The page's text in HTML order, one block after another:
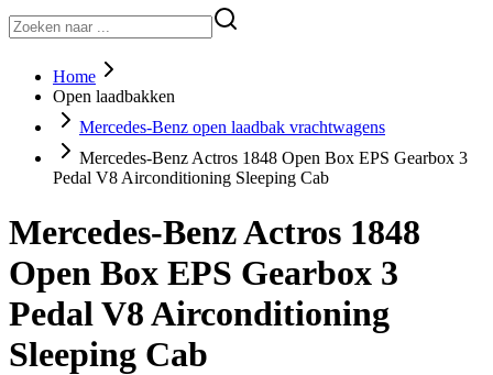
Home
Open laadbakken
Mercedes-Benz open laadbak vrachtwagens
Mercedes-Benz Actros 1848 Open Box EPS Gearbox 3
Pedal V8 Airconditioning Sleeping Cab
Mercedes-Benz Actros 1848
Open Box EPS Gearbox 3
Pedal V8 Airconditioning
Sleeping Cab